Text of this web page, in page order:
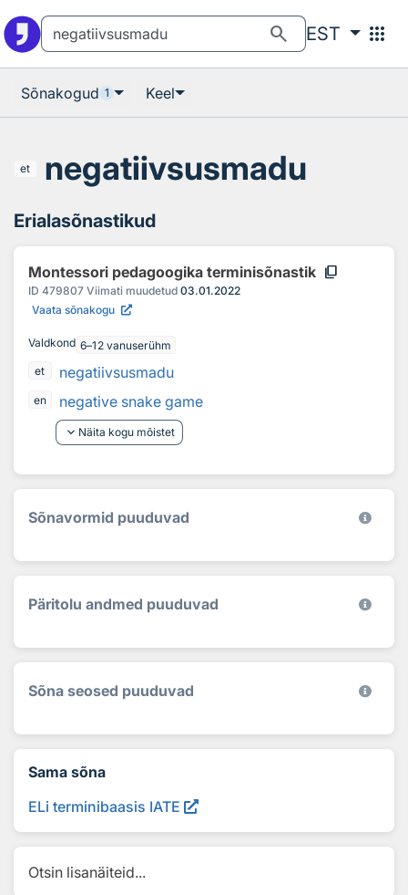
search EST apps
Sõnakogud 1 Keel
et negatiivsusmadu
Erialasõnastikud
Montessori pedagoogika terminisõnastik content_copy
ID 479807 Viimati muudetud 03.01.2022
Vaata sõnakogu
Valdkond 6–12 vanuserühm
et
negatiivsusmadu
en
negative snake game
keyboard_arrow_down Näita kogu mõistet
Sõnavormid puuduvad
Päritolu andmed puuduvad
Sõna seosed puuduvad
Sama sõna
ELi terminibaasis IATE
Otsin lisanäiteid...